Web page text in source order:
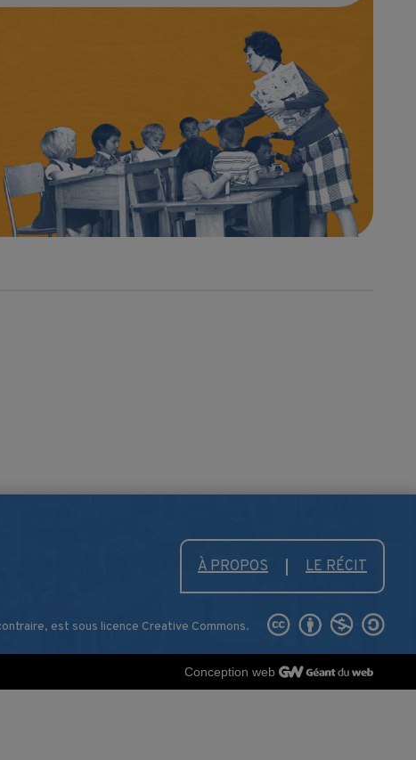
À PROPOS LE RÉCIT
est sous licence Creative Commons.
Conception web